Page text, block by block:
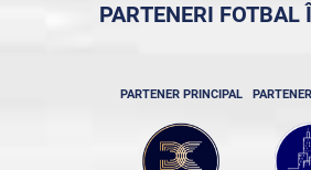
PARTENERI FOTBAL
PARTENER PRINCIPAL